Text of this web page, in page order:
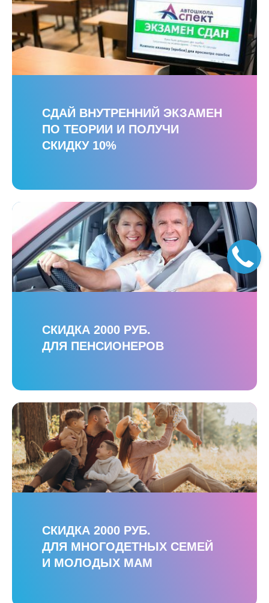
СДАЙ ВНУТРЕННИЙ ЭКЗАМЕН
ПО ТЕОРИИ И ПОЛУЧИ
СКИДКУ 10%
СКИДКА 2000 РУБ.
ДЛЯ ПЕНСИОНЕРОВ
СКИДКА 2000 РУБ.
ДЛЯ МНОГОДЕТНЫХ СЕМЕЙ
И МОЛОДЫХ МАМ